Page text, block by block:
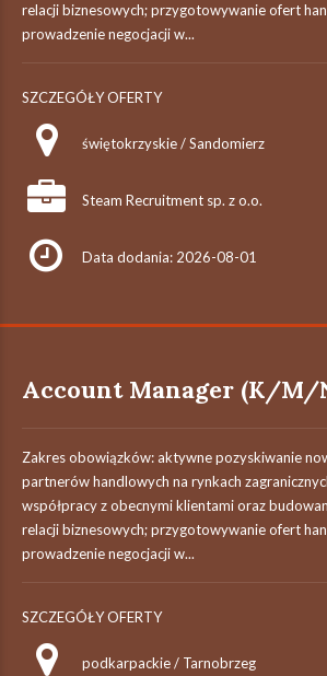
relacji biznesowych; przygotowywanie ofert
prowadzenie negocjacji w...
SZCZEGÓŁY OFERTY
świętokrzyskie / Sandomierz
Steam Recruitment sp. z o.o.
Data dodania: 2026-08-01
Account Manager (K/M/
Zakres obowiązków: aktywne pozyskiwanie
partnerów handlowych na rynkach
współpracy z obecnymi klientami oraz
relacji biznesowych; przygotowywanie ofert
prowadzenie negocjacji w...
SZCZEGÓŁY OFERTY
podkarpackie / Tarnobrzeg